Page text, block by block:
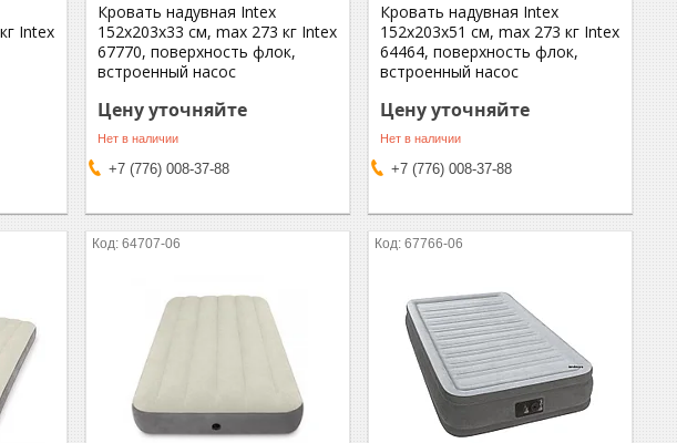
Intex
Кровать надувная Intex
152х203х33 см, max 273 кг Intex
67770, поверхность флок,
встроенный насос
Цену уточняйте
Нет в наличии
+7 (776) 008-37-88
Кровать надувная Intex
152х203х51 см, max 273 кг Intex
64464, поверхность флок,
встроенный насос
Цену уточняйте
Нет в наличии
+7 (776) 008-37-88
64707-06 67766-06